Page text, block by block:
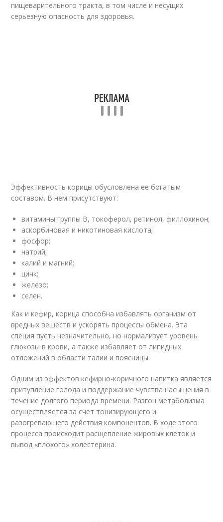
пищеварительного тракта, в том числе и несущих
серьезную опасность для здоровья.
Эффективность корицы обусловлена ее богатым
составом. В нем присутствуют:
витамины группы В, токоферол, ретинол, филлохинон;
аскорбиновая и никотиновая кислота;
фосфор;
натрий;
калий и магний;
цинк;
железо;
селен.
Как и кефир, корица способна избавлять организм от
вредных веществ и ускорять процессы обмена. Эта
специя пусть незначительно, но нормализует уровень
глюкозы в крови, а также избавляет от липидных
отложений в области талии и поясницы.
Одним из эффектов кефирно-коричного напитка является
притупление голода и поддержание чувства насыщения в
течение долгого периода времени. Разгон метаболизма
осуществляется за счет тонизирующего и
разогревающего действия компонентов. В ходе этого
процесса происходит расщепление жировых клеток и
вывод «плохого» холестерина.